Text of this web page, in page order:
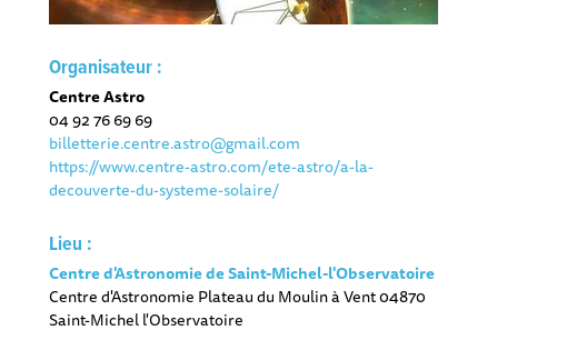
Organisateur :
Centre Astro
04 92 76 69 69
billetterie.centre.astro@gmail.com
https://www.centre-astro.com/ete-astro/a-la-
decouverte-du-systeme-solaire/
Lieu :
Centre d'Astronomie de Saint-Michel-l'Observatoire
Centre d'Astronomie Plateau du Moulin à Vent 04870
Saint-Michel l'Observatoire